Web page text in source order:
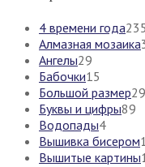
4 времени года235
Алмазная мозаика
Ангелы29
Бабочки15
Большой размер
Буквы и цифры89
Водопады4
Вышивка бисером
Вышитые картины